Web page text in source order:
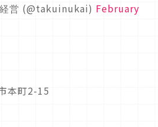
営 (@takuinukai) February
本町2-15